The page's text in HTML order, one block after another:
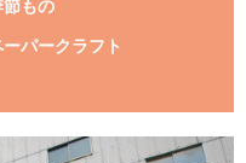
節もの
ーパークラフト